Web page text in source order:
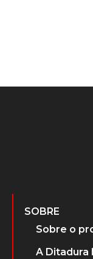
SOBRE
Sobre o
A Ditadura